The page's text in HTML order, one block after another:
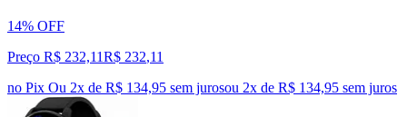
14% OFF
Preço R$ 232,11R$ 232,11
no Pix Ou 2x de R$ 134,95 sem jurosou 2x de R$ 134,95 sem juros